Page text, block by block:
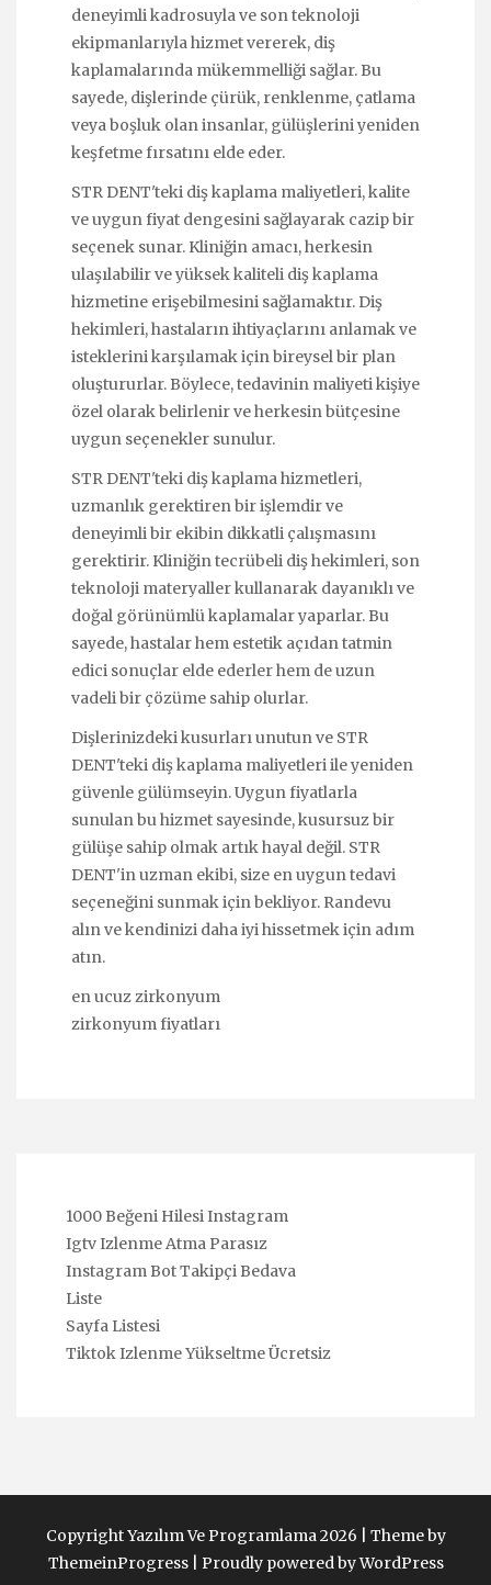
deneyimli kadrosuyla ve son teknoloji
ekipmanlarıyla hizmet vererek, diş
kaplamalarında mükemmelliği sağlar. Bu
sayede, dişlerinde çürük, renklenme, çatlama
veya boşluk olan insanlar, gülüşlerini yeniden
keşfetme fırsatını elde eder.
STR DENT'teki diş kaplama maliyetleri, kalite
ve uygun fiyat dengesini sağlayarak cazip bir
seçenek sunar. Kliniğin amacı, herkesin
ulaşılabilir ve yüksek kaliteli diş kaplama
hizmetine erişebilmesini sağlamaktır. Diş
hekimleri, hastaların ihtiyaçlarını anlamak ve
isteklerini karşılamak için bireysel bir plan
oluştururlar. Böylece, tedavinin maliyeti kişiye
özel olarak belirlenir ve herkesin bütçesine
uygun seçenekler sunulur.
STR DENT'teki diş kaplama hizmetleri,
uzmanlık gerektiren bir işlemdir ve
deneyimli bir ekibin dikkatli çalışmasını
gerektirir. Kliniğin tecrübeli diş hekimleri, son
teknoloji materyaller kullanarak dayanıklı ve
doğal görünümlü kaplamalar yaparlar. Bu
sayede, hastalar hem estetik açıdan tatmin
edici sonuçlar elde ederler hem de uzun
vadeli bir çözüme sahip olurlar.
Dişlerinizdeki kusurları unutun ve STR
DENT'teki diş kaplama maliyetleri ile yeniden
güvenle gülümseyin. Uygun fiyatlarla
sunulan bu hizmet sayesinde, kusursuz bir
gülüşe sahip olmak artık hayal değil. STR
DENT'in uzman ekibi, size en uygun tedavi
seçeneğini sunmak için bekliyor. Randevu
alın ve kendinizi daha iyi hissetmek için adım
atın.
en ucuz zirkonyum
zirkonyum fiyatları
1000 Beğeni Hilesi Instagram
Igtv Izlenme Atma Parasız
Instagram Bot Takipçi Bedava
Liste
Sayfa Listesi
Tiktok Izlenme Yükseltme Ücretsiz
Copyright Yazılım Ve Programlama 2026 | Theme by
ThemeinProgress| Proudly powered by WordPress